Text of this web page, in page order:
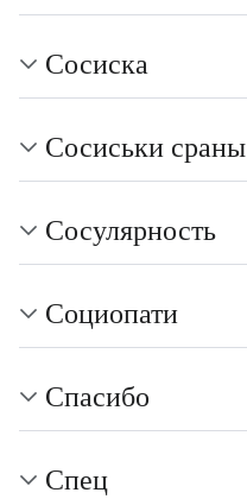
Сосиска
Сосиськи сраны
Сосулярность
Социопати
Спасибо
Спец